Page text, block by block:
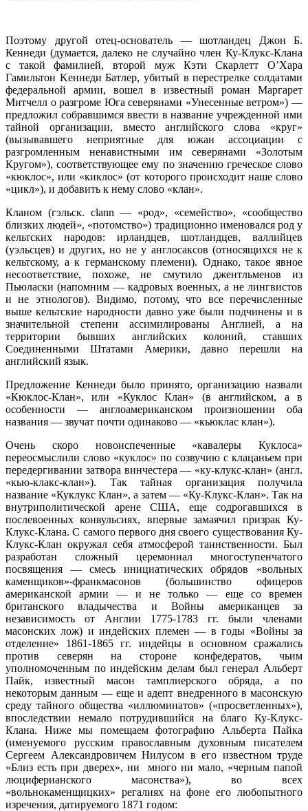
Поэтому другой отец-основатель — шотландец Джон Б.
Кеннеди (думается, далеко не случайно член Ку-Клукс-Клана
с такой фамилией, второй муж Кэти Скарлетт O’Хара
Гамильтон Keннеди Батлер, убитый в перестрелке солдатами
федеральной армии, вошел в известный роман Маргарет
Митчелл о разгроме Юга северянами «Унесенные ветром») —
предложил собравшимся ввести в название учрежденной ими
тайной организации, вместо английского слова «круг»
(вызывавшего неприятные для южан ассоциации с
разгромленным ненавистными им северянами «Золотым
Кругом»), соответствующее ему по значению греческое слово
«кюклос», или «киклос» (от которого происходит наше слово
«цикл»), и добавить к нему слово «клан».
Кланом (гэльск. clann — «род», «семейство», «сообщество
близких людей», «потомство») традиционно именовался род у
кельтских народов: ирландцев, шотландцев, валлийцев
(уэльсцев) и других, но не у англосаксов (относящихся не к
кельтскому, а к германскому племени). Однако, такое явное
несоответствие, похоже, не смутило джентльменов из
Пьюласки (напомним — кадровых военных, а не лингвистов
и не этнологов). Видимо, потому, что все перечисленные
выше кельтские народности давно уже были подчинены и в
значительной степени ассимилированы Англией, а на
территории бывших английских колоний, ставших
Соединенными Штатами Америки, давно перешли на
английский язык.
Предложение Кеннеди было принято, организацию назвали
«Кюклос-Клан», или «Куклос Клан» (в английском, а в
особенности — англоамериканском произношении оба
названия — звучат почти одинаково — «кьюклас клан»).
Очень скоро новоиспеченные «кавалеры Куклоса»
переосмыслили слово «куклос» по созвучию с клацаньем при
передергивании затвора винчестера — «ку-клукс-клан» (англ.
«кью-клакс-клан»). Так тайная организация получила
название «Куклукс Клан», а затем — «Ку-Клукс-Клан». Так на
внутриполитической арене США, еще содрогавшихся в
послевоенных конвульсиях, впервые замаячил призрак Ку-
Клукс-Клана. С самого первого дня своего существования Ку-
Клукс-Клан окружал себя атмосферой таинственности. Был
разработан сложный церемониал многоступенчатого
посвящения — смесь инициатических обрядов «вольных
каменщиков»-франкмасонов (большинство офицеров
американской армии — и не только — еще со времен
британского владычества и Войны американцев за
независимость от Англии 1775-1783 гг. были членами
масонских лож) и индейских племен — в годы «Войны за
отделение» 1861-1865 гг. индейцы в основном сражались
против северян на стороне конфедератов, чьим
уполномоченным по индейским делам был генерал Альберт
Пайк, известный масон тамплиерского обряда, а по
некоторым данным — еще и адепт внедренного в масонскую
среду тайного общества «иллюминатов» («просветленных»),
впоследствии немало потрудившийся на благо Ку-Клукс-
Клана. Ниже мы помещаем фотографию Альберта Пайка
(именуемого русским православным духовным писателем
Сергеем Александровичем Нилусом в его известном труде
«Близ есть при дверех», ни много ни мало, «черным папой
люциферианского масонства»), во всех
«вольнокаменщицких» регалиях на фоне его любопытного
изречения, датируемого 1871 годом: